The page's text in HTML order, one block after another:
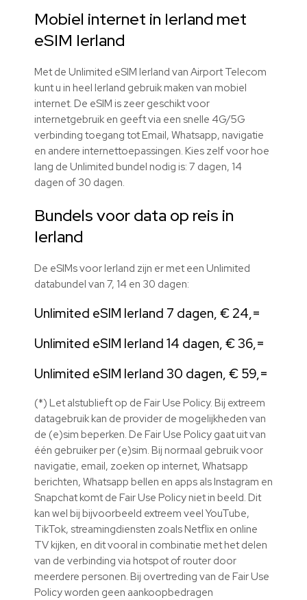
Mobiel internet in Ierland met
eSIM Ierland
Met de Unlimited eSIM Ierland van Airport Telecom
kunt u in heel Ierland gebruik maken van mobiel
internet. De eSIM is zeer geschikt voor
internetgebruik en geeft via een snelle 4G/5G
verbinding toegang tot Email, Whatsapp, navigatie
en andere internettoepassingen. Kies zelf voor hoe
lang de Unlimited bundel nodig is: 7 dagen, 14
dagen of 30 dagen.
Bundels voor data op reis in
Ierland
De eSIMs voor Ierland zijn er met een Unlimited
databundel van 7, 14 en 30 dagen:
Unlimited eSIM Ierland 7 dagen, € 24,=
Unlimited eSIM Ierland 14 dagen, € 36,=
Unlimited eSIM Ierland 30 dagen, € 59,=
(*) Let alstublieft op de Fair Use Policy. Bij extreem
datagebruik kan de provider de mogelijkheden van
de (e)sim beperken. De Fair Use Policy gaat uit van
één gebruiker per (e)sim. Bij normaal gebruik voor
navigatie, email, zoeken op internet, Whatsapp
berichten, Whatsapp bellen en apps als Instagram en
Snapchat komt de Fair Use Policy niet in beeld. Dit
kan wel bij bijvoorbeeld extreem veel YouTube,
TikTok, streamingdiensten zoals Netflix en online
TV kijken, en dit vooral in combinatie met het delen
van de verbinding via hotspot of router door
meerdere personen. Bij overtreding van de Fair Use
Policy worden geen aankoopbedragen